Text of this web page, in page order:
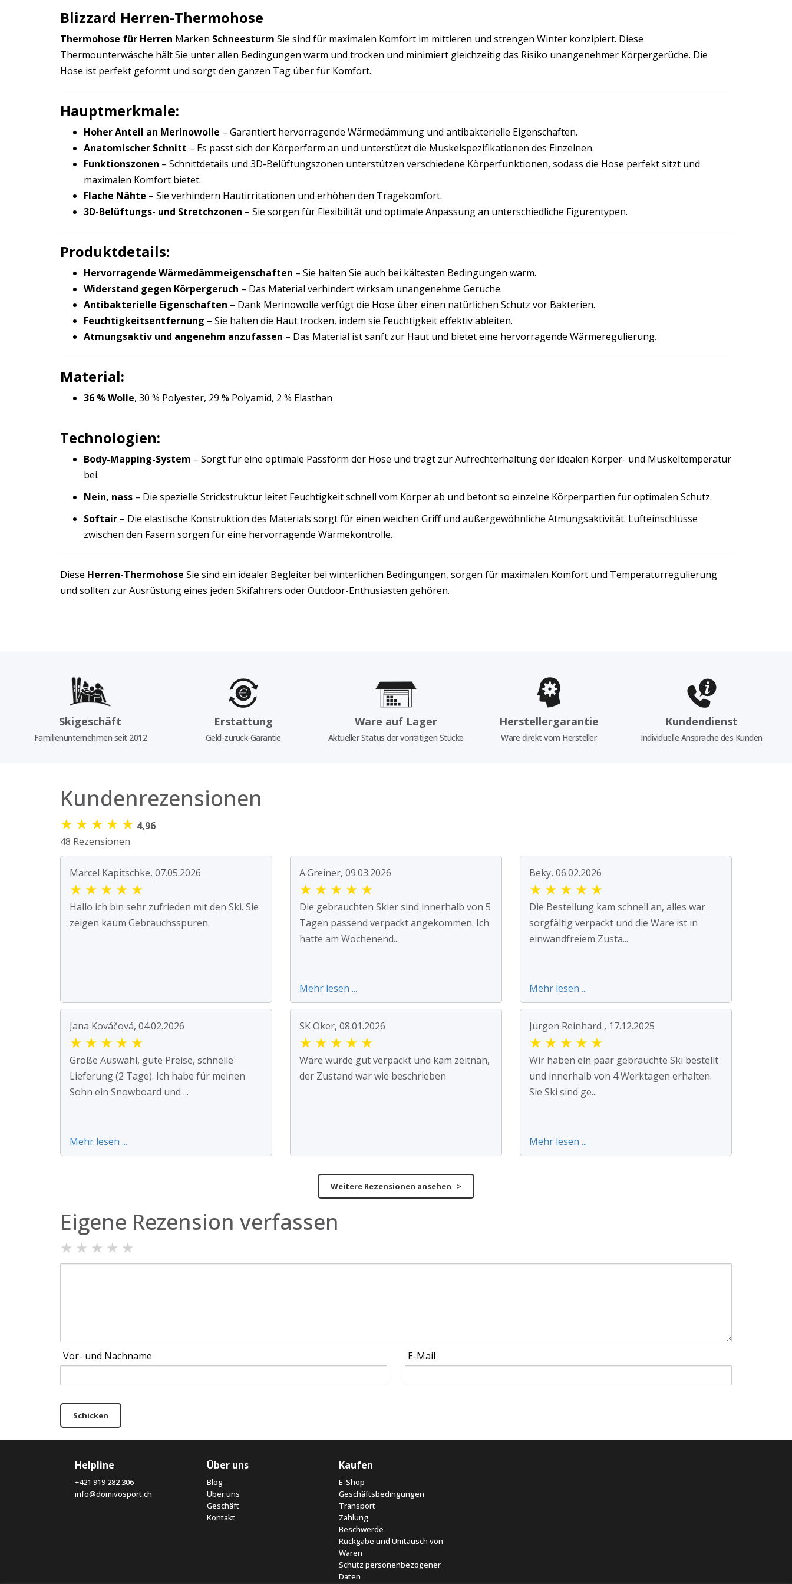
Blizzard Herren-Thermohose
Thermohose für Herren Marken Schneesturm Sie sind für maximalen Komfort im mittleren und strengen Winter konzipiert. Diese
Thermounterwäsche hält Sie unter allen Bedingungen warm und trocken und minimiert gleichzeitig das Risiko unangenehmer Körpergerüche. Die
Hose ist perfekt geformt und sorgt den ganzen Tag über für Komfort.
Hauptmerkmale:
Hoher Anteil an Merinowolle – Garantiert hervorragende Wärmedämmung und antibakterielle Eigenschaften.
Anatomischer Schnitt – Es passt sich der Körperform an und unterstützt die Muskelspezifikationen des Einzelnen.
Funktionszonen – Schnittdetails und 3D-Belüftungszonen unterstützen verschiedene Körperfunktionen, sodass die Hose perfekt sitzt und
maximalen Komfort bietet.
Flache Nähte – Sie verhindern Hautirritationen und erhöhen den Tragekomfort.
3D-Belüftungs- und Stretchzonen – Sie sorgen für Flexibilität und optimale Anpassung an unterschiedliche Figurentypen.
Produktdetails:
Hervorragende Wärmedämmeigenschaften – Sie halten Sie auch bei kältesten Bedingungen warm.
Widerstand gegen Körpergeruch – Das Material verhindert wirksam unangenehme Gerüche.
Antibakterielle Eigenschaften – Dank Merinowolle verfügt die Hose über einen natürlichen Schutz vor Bakterien.
Feuchtigkeitsentfernung – Sie halten die Haut trocken, indem sie Feuchtigkeit effektiv ableiten.
Atmungsaktiv und angenehm anzufassen – Das Material ist sanft zur Haut und bietet eine hervorragende Wärmeregulierung.
Material:
36 % Wolle, 30 % Polyester, 29 % Polyamid, 2 % Elasthan
Technologien:
Body-Mapping-System – Sorgt für eine optimale Passform der Hose und trägt zur Aufrechterhaltung der idealen Körper- und Muskeltemperatur
bei.
Nein, nass – Die spezielle Strickstruktur leitet Feuchtigkeit schnell vom Körper ab und betont so einzelne Körperpartien für optimalen Schutz.
Softair – Die elastische Konstruktion des Materials sorgt für einen weichen Griff und außergewöhnliche Atmungsaktivität. Lufteinschlüsse
zwischen den Fasern sorgen für eine hervorragende Wärmekontrolle.
Diese Herren-Thermohose Sie sind ein idealer Begleiter bei winterlichen Bedingungen, sorgen für maximalen Komfort und Temperaturregulierung
und sollten zur Ausrüstung eines jeden Skifahrers oder Outdoor-Enthusiasten gehören.
Skigeschäft
Familienunternehmen seit 2012
Erstattung
Geld-zurück-Garantie
Ware auf Lager
Aktueller Status der vorrätigen Stücke
Herstellergarantie
Ware direkt vom Hersteller
Kundendienst
Individuelle Ansprache des Kunden
Kundenrezensionen
★ ★ ★ ★ ★ 4,96
48 Rezensionen
Marcel Kapitschke, 07.05.2026
★ ★ ★ ★ ★
Hallo ich bin sehr zufrieden mit den Ski. Sie
zeigen kaum Gebrauchsspuren.
A.Greiner, 09.03.2026
★ ★ ★ ★ ★
Die gebrauchten Skier sind innerhalb von 5
Tagen passend verpackt angekommen. Ich
hatte am Wochenend...
Mehr lesen ...
Beky, 06.02.2026
★ ★ ★ ★ ★
Die Bestellung kam schnell an, alles war
sorgfältig verpackt und die Ware ist in
einwandfreiem Zusta...
Mehr lesen ...
Jana Kováčová, 04.02.2026
★ ★ ★ ★ ★
Große Auswahl, gute Preise, schnelle
Lieferung (2 Tage). Ich habe für meinen
Sohn ein Snowboard und ...
Mehr lesen ...
SK Oker, 08.01.2026
★ ★ ★ ★ ★
Ware wurde gut verpackt und kam zeitnah,
der Zustand war wie beschrieben
Jürgen Reinhard , 17.12.2025
★ ★ ★ ★ ★
Wir haben ein paar gebrauchte Ski bestellt
und innerhalb von 4 Werktagen erhalten.
Sie Ski sind ge...
Mehr lesen ...
Weitere Rezensionen ansehen >
Eigene Rezension verfassen
★ ★ ★ ★ ★
Vor- und Nachname E-Mail
Schicken
Helpline
+421 919 282 306
info@domivosport.ch
Über uns
Blog
Über uns
Geschäft
Kontakt
Kaufen
E-Shop
Geschäftsbedingungen
Transport
Zahlung
Beschwerde
Rückgabe und Umtausch von
Waren
Schutz personenbezogener
Daten